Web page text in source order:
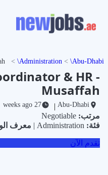
Abu-Dhabi
Administration
& HR -
Musaffah
Abu-Dhabi
|
27 weeks ago
مرتب:
فئة:
معرف
تقدم الآن